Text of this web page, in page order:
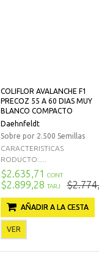
COLIFLOR AVALANCHE F1
PRECOZ 55 A 60 DIAS MUY
BLANCO COMPACTO
Daehnfeldt
Sobre por 2.500 Semillas
CARACTERISTICAS
RODUCTO:....
$2.635,71 CONT
$2.899,28 TARJ
AÑADIR A LA CESTA
VER